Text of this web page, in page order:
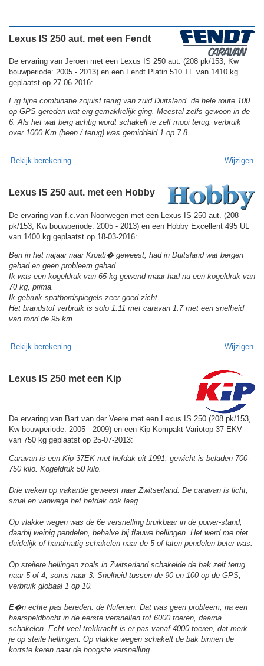
Lexus IS 250 aut. met een Fendt
De ervaring van Jeroen met een Lexus IS 250 aut. (208 pk/153, Kw
bouwperiode: 2005 - 2013) en een Fendt Platin 510 TF van 1410 kg
geplaatst op 27-06-2016:
Erg fijne combinatie zojuist terug van zuid Duitsland. de hele route 100
op GPS gereden wat erg gemakkelijk ging. Meestal zelfs gewoon in de
6. Als het wat berg achtig wordt schakelt ie zelf mooi terug. verbruik
over 1000 Km (heen / terug) was gemiddeld 1 op 7.8.
Bekijk berekening Wijzigen
Lexus IS 250 aut. met een Hobby
De ervaring van f.c.van Noorwegen met een Lexus IS 250 aut. (208
pk/153, Kw bouwperiode: 2005 - 2013) en een Hobby Excellent 495 UL
van 1400 kg geplaatst op 18-03-2016:
Ben in het najaar naar Kroati� geweest, had in Duitsland wat bergen
gehad en geen probleem gehad.
Ik was een kogeldruk van 65 kg gewend maar had nu een kogeldruk van
70 kg, prima.
Ik gebruik spatbordspiegels zeer goed zicht.
Het brandstof verbruik is solo 1:11 met caravan 1:7 met een snelheid
van rond de 95 km
Bekijk berekening Wijzigen
Lexus IS 250 met een Kip
De ervaring van Bart van der Veere met een Lexus IS 250 (208 pk/153,
Kw bouwperiode: 2005 - 2009) en een Kip Kompakt Variotop 37 EKV
van 750 kg geplaatst op 25-07-2013:
Caravan is een Kip 37EK met hefdak uit 1991, gewicht is beladen 700-
750 kilo. Kogeldruk 50 kilo.
Drie weken op vakantie geweest naar Zwitserland. De caravan is licht,
smal en vanwege het hefdak ook laag.
Op vlakke wegen was de 6e versnelling bruikbaar in de power-stand,
daarbij weinig pendelen, behalve bij flauwe hellingen. Het werd me niet
duidelijk of handmatig schakelen naar de 5 of laten pendelen beter was.
Op steilere hellingen zoals in Zwitserland schakelde de bak zelf terug
naar 5 of 4, soms naar 3. Snelheid tussen de 90 en 100 op de GPS,
verbruik globaal 1 op 10.
E�n echte pas bereden: de Nufenen. Dat was geen probleem, na een
haarspeldbocht in de eerste versnellen tot 6000 toeren, daarna
schakelen. Echt veel trekkracht is er pas vanaf 4000 toeren, dat merk
je op steile hellingen. Op vlakke wegen schakelt de bak binnen de
kortste keren naar de hoogste versnelling.